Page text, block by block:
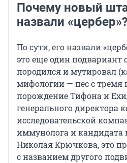
Почему новый
назвали «цербер»?
По сути, его назвали
это еще один
породился и мутировал
мифологии — пес с тремя
порождение Тифона и
генерального директора
исследовательской
иммунолога и кандидата
Николая Крючкова, это
с названием другого